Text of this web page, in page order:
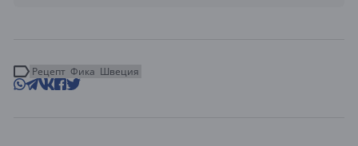
Рецепт Фика Швеция